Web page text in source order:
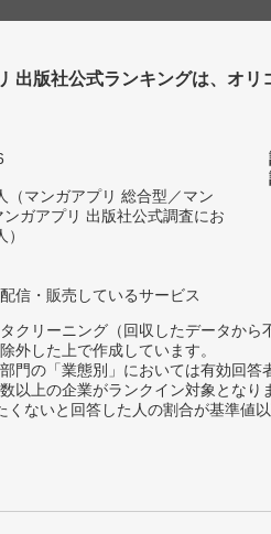
出版社公式ランキングは、オリ
（マンガアプリ 総合型／マン
ガアプリ 出版社公式調査にお
信・販売しているサービス
リーニング（回収したデータから
した上で作成しています。
門の「業態別」においては有効回
以上の企業がランクイン対象となり
ないと回答した人の割合が基準値